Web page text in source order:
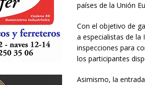
países de la Unión
Con el objetivo de
a especialistas de la
inspecciones para
los participantes
Asimismo, la